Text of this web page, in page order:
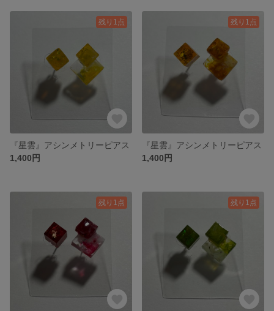
残り1点
『星雲』アシンメトリーピアス
1,400円
残り1点
『星雲』アシンメトリーピアス
1,400円
残り1点 残り1点